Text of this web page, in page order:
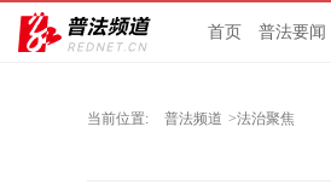
首页 普法要闻
当前位置: 普法频道 >法治聚焦